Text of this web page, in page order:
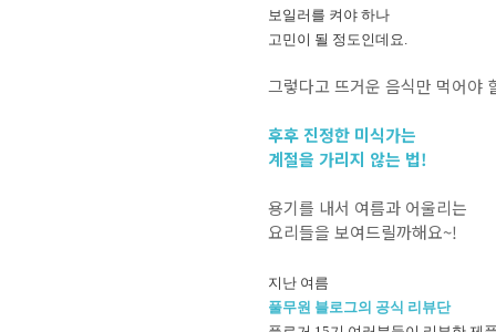
보일러를 켜야 하나
고민이 될 정도인데요.
그렇다고 뜨거운 음식만 먹어야
후후 진정한 미식가는
계절을 가리지 않는 법!
용기를 내서 여름과 어울리는
요리들을 보여드릴까해요~!
지난 여름
풀무원 블로그의 공식 리뷰단